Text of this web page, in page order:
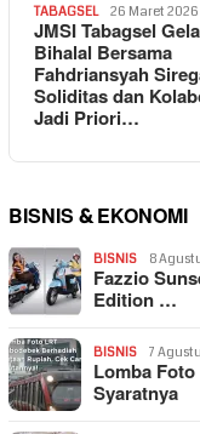
TABAGSEL 26 Maret 2026
JMSI Tabagsel
Bihalal Bersama
Fahdriansyah
Soliditas dan
Jadi Priori…
BISNIS & EKONOMI
BISNIS 8
Fazzio
Edition …
BISNIS 7
Lomba
Syaratnya